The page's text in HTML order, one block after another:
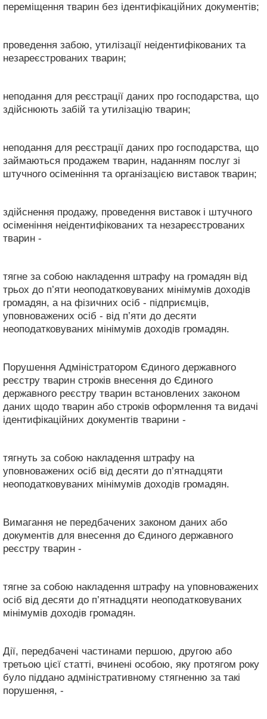
переміщення тварин без ідентифікаційних документів;
проведення забою, утилізації неідентифікованих та
незареєстрованих тварин;
неподання для реєстрації даних про господарства, що
здійснюють забій та утилізацію тварин;
неподання для реєстрації даних про господарства, що
займаються продажем тварин, наданням послуг зі
штучного осіменіння та організацією виставок тварин;
здійснення продажу, проведення виставок і штучного
осіменіння неідентифікованих та незареєстрованих
тварин -
тягне за собою накладення штрафу на громадян від
трьох до п’яти неоподатковуваних мінімумів доходів
громадян, а на фізичних осіб - підприємців,
уповноважених осіб - від п’яти до десяти
неоподатковуваних мінімумів доходів громадян.
Порушення Адміністратором Єдиного державного
реєстру тварин строків внесення до Єдиного
державного реєстру тварин встановлених законом
даних щодо тварин або строків оформлення та видачі
ідентифікаційних документів тварини -
тягнуть за собою накладення штрафу на
уповноважених осіб від десяти до п’ятнадцяти
неоподатковуваних мінімумів доходів громадян.
Вимагання не передбачених законом даних або
документів для внесення до Єдиного державного
реєстру тварин -
тягне за собою накладення штрафу на уповноважених
осіб від десяти до п’ятнадцяти неоподатковуваних
мінімумів доходів громадян.
Дії, передбачені частинами першою, другою або
третьою цієї статті, вчинені особою, яку протягом року
було піддано адміністративному стягненню за такі
порушення, -